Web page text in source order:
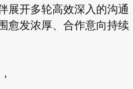
展开多轮高效深入的沟通
愈发浓厚、合作意向持续